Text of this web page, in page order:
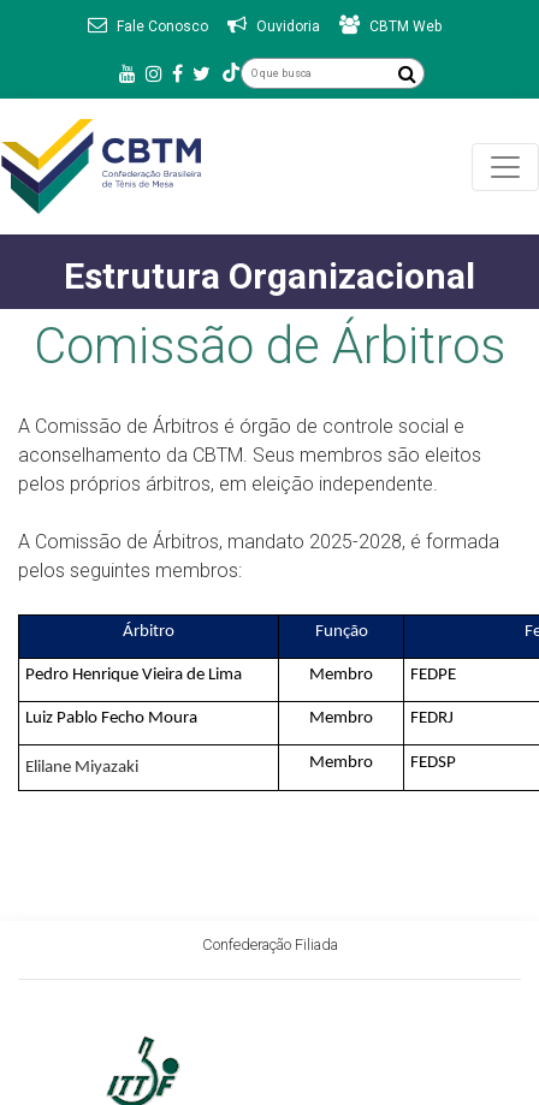
Fale Conosco Ouvidoria CBTM Web
Estrutura Organizacional
Comissão de Árbitros
A Comissão de Árbitros é órgão de controle social e
aconselhamento da CBTM. Seus membros são eleitos
pelos próprios árbitros, em eleição independente.
A Comissão de Árbitros, mandato 2025-2028, é formada
pelos seguintes membros:
Árbitro Função
Pedro Henrique Vieira de Lima Membro FEDPE
Luiz Pablo Fecho Moura Membro FEDRJ
Elilane Miyazaki Membro FEDSP
Confederação Filiada